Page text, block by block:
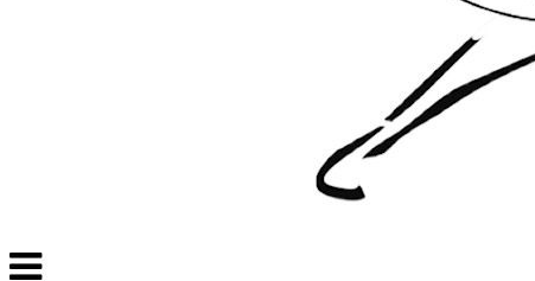
Veksle